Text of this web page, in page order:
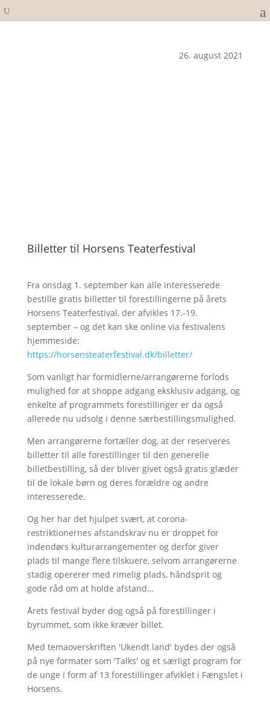
26. august 2021
Billetter til Horsens Teaterfestival
Fra onsdag 1. september kan alle interesserede
bestille gratis billetter til forestillingerne på årets
Horsens Teaterfestival, der afvikles 17.-19.
september – og det kan ske online via festivalens
hjemmeside:
https://horsensteaterfestival.dk/billetter/
Som vanligt har formidlerne/arrangørerne forlods
mulighed for at shoppe adgang eksklusiv adgang, og
enkelte af programmets forestillinger er da også
allerede nu udsolg i denne særbestillingsmulighed.
Men arrangørerne fortæller dog, at der reserveres
billetter til alle forestillinger til den generelle
billetbestilling, så der bliver givet også gratis glæder
til de lokale børn og deres forældre og andre
interesserede.
Og her har det hjulpet svært, at corona-
restriktionernes afstandskrav nu er droppet for
indendørs kulturarrangementer og derfor giver
plads til mange flere tilskuere, selvom arrangørerne
stadig opererer med rimelig plads, håndsprit og
gode råd om at holde afstand…
Årets festival byder dog også på forestillinger i
byrummet, som ikke kræver billet.
Med temaoverskriften 'Ukendt land' bydes der også
på nye formater som 'Talks' og et særligt program for
de unge i form af 13 forestillinger afviklet i Fængslet i
Horsens.